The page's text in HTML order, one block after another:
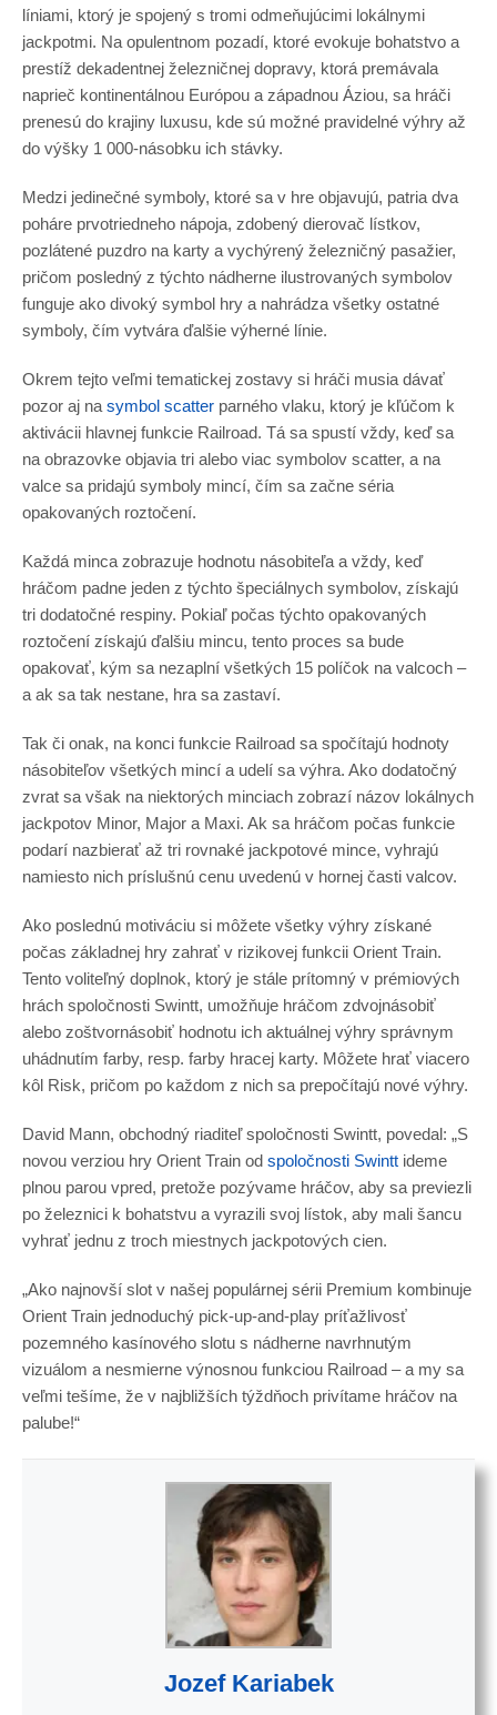
líniami, ktorý je spojený s tromi odmeňujúcimi lokálnymi
jackpotmi. Na opulentnom pozadí, ktoré evokuje bohatstvo a
prestíž dekadentnej železničnej dopravy, ktorá premávala
naprieč kontinentálnou Európou a západnou Áziou, sa hráči
prenesú do krajiny luxusu, kde sú možné pravidelné výhry až
do výšky 1 000-násobku ich stávky.
Medzi jedinečné symboly, ktoré sa v hre objavujú, patria dva
poháre prvotriedneho nápoja, zdobený dierovač lístkov,
pozlátené puzdro na karty a vychýrený železničný pasažier,
pričom posledný z týchto nádherne ilustrovaných symbolov
funguje ako divoký symbol hry a nahrádza všetky ostatné
symboly, čím vytvára ďalšie výherné línie.
Okrem tejto veľmi tematickej zostavy si hráči musia dávať
pozor aj nasymbol scatter parného vlaku, ktorý je kľúčom k
aktivácii hlavnej funkcie Railroad. Tá sa spustí vždy, keď sa
na obrazovke objavia tri alebo viac symbolov scatter, a na
valce sa pridajú symboly mincí, čím sa začne séria
opakovaných roztočení.
Každá minca zobrazuje hodnotu násobiteľa a vždy, keď
hráčom padne jeden z týchto špeciálnych symbolov, získajú
tri dodatočné respiny. Pokiaľ počas týchto opakovaných
roztočení získajú ďalšiu mincu, tento proces sa bude
opakovať, kým sa nezaplní všetkých 15 políčok na valcoch –
a ak sa tak nestane, hra sa zastaví.
Tak či onak, na konci funkcie Railroad sa spočítajú hodnoty
násobiteľov všetkých mincí a udelí sa výhra. Ako dodatočný
zvrat sa však na niektorých minciach zobrazí názov lokálnych
jackpotov Minor, Major a Maxi. Ak sa hráčom počas funkcie
podarí nazbierať až tri rovnaké jackpotové mince, vyhrajú
namiesto nich príslušnú cenu uvedenú v hornej časti valcov.
Ako poslednú motiváciu si môžete všetky výhry získané
počas základnej hry zahrať v rizikovej funkcii Orient Train.
Tento voliteľný doplnok, ktorý je stále prítomný v prémiových
hrách spoločnosti Swintt, umožňuje hráčom zdvojnásobiť
alebo zoštvornásobiť hodnotu ich aktuálnej výhry správnym
uhádnutím farby, resp. farby hracej karty. Môžete hrať viacero
kôl Risk, pričom po každom z nich sa prepočítajú nové výhry.
David Mann, obchodný riaditeľ spoločnosti Swintt, povedal: „S
novou verziou hry Orient Train od spoločnosti Swintt ideme
plnou parou vpred, pretože pozývame hráčov, aby sa previezli
po železnici k bohatstvu a vyrazili svoj lístok, aby mali šancu
vyhrať jednu z troch miestnych jackpotových cien.
„Ako najnovší slot v našej populárnej sérii Premium kombinuje
Orient Train jednoduchý pick-up-and-play príťažlivosť
pozemného kasínového slotu s nádherne navrhnutým
vizuálom a nesmierne výnosnou funkciou Railroad – a my sa
veľmi tešíme, že v najbližších týždňoch privítame hráčov na
palube!“
Jozef Kariabek